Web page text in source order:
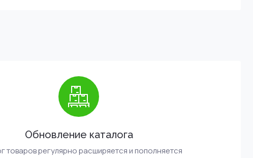
Обновление каталога
товаров регулярно расширяется и пополняется